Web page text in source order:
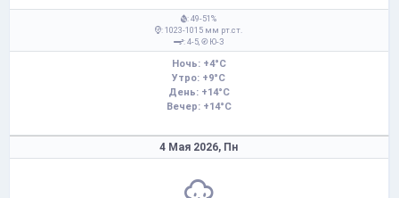
: 49-51%
: 1023-1015 мм рт.ст.
: 4-5,
Ю-З
Ночь: +4°C
Утро: +9°C
День: +14°C
Вечер: +14°C
4 Мая 2026, Пн